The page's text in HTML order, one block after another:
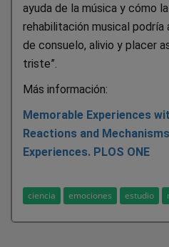
ayuda de la música y cómo
rehabilitación musical
de consuelo, alivio y placer
triste”.
Más información:
Memorable Experiences
Reactions and
Experiences. PLOS ONE
ciencia emociones estudio